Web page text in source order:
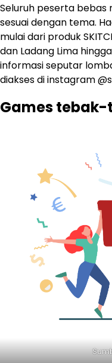
Seluruh peserta bebas
sesuai dengan tema.
mulai dari produk
dan Ladang Lima
informasi seputar
diakses di instagram
Games